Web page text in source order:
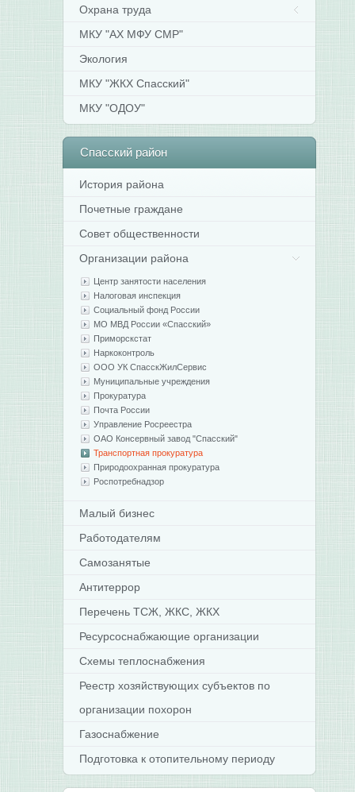
Охрана труда
МКУ "АХ МФУ СМР"
Экология
МКУ "ЖКХ Спасский"
МКУ "ОДОУ"
Спасскийрайон
История района
Почетные граждане
Совет общественности
Организации района
Центр занятости населения
Налоговая инспекция
Социальный фонд России
МО МВД России «Спасский»
Приморскстат
Наркоконтроль
ООО УК СпасскЖилСервис
Муниципальные учреждения
Прокуратура
Почта России
Управление Росреестра
ОАО Консервный завод "Спасский"
Транспортная прокуратура
Природоохранная прокуратура
Роспотребнадзор
Малый бизнес
Работодателям
Самозанятые
Антитеррор
Перечень ТСЖ, ЖКС, ЖКХ
Ресурсоснабжающие организации
Схемы теплоснабжения
Реестр хозяйствующих субъектов по
организации похорон
Газоснабжение
Подготовка к отопительному периоду